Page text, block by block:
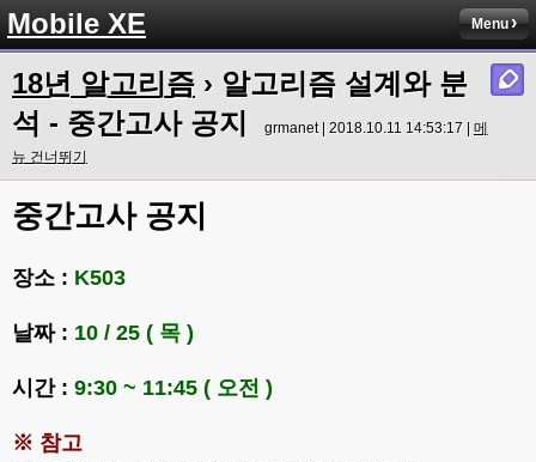
Mobile XE Menu
18년 알고리즘 › 알고리즘 설계와 분
석 - 중간고사 공지
grmanet | 2018.10.11 14:53:17 | 메
뉴 건너뛰기
중간고사 공지
장소 : K503
날짜 : 10 / 25 ( 목 )
시간 : 9:30 ~ 11:45 ( 오전 )
※ 참고